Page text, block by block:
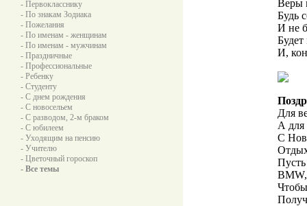
- Первокласснику
- По знакам Зодиака
- Пожелания
- По именам - женщинам
- По именам - мужчинам
- Праздничные
- Профессиональные
- Ребенку
- Студенту
- С днем рождения
- С новосельем
- С разводом, 2-м браком
- С юбилеем
- Уходящим на пенсию
- Учителю
- Цветочный гороскоп
- Все темы
Веры
Будь
И не
И,
Для
А для
С